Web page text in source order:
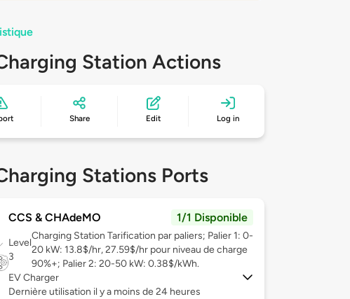
Station Actions
Share Edit Log in
Stations Ports
CCS & CHAdeMO 1/1 Disponible
Level
3
Charging Station Tarification par paliers; Palier 1: 0-
20 kW: 13.8$/hr, 27.59$/hr pour niveau de charge
90%+; Palier 2: 20-50 kW: 0.38$/kWh.
EV Charger
Dernière utilisation il y a moins de 24 heures